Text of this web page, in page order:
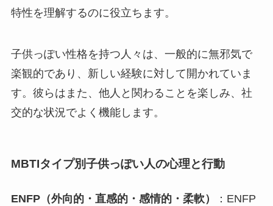
特性を理解するのに役立ちます。
子供っぽい性格を持つ人々は、一般的に無邪気で
楽観的であり、新しい経験に対して開かれていま
す。彼らはまた、他人と関わることを楽しみ、社
交的な状況でよく機能します。
MBTIタイプ別子供っぽい人の心理と行動
ENFP（外向的・直感的・感情的・柔軟）
：ENFP